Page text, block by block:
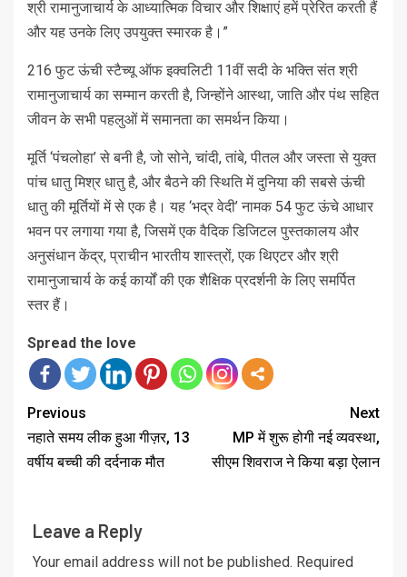
श्री रामानुजाचार्य के आध्यात्मिक विचार और शिक्षाएं हमें प्रेरित करती हैं
और यह उनके लिए उपयुक्त स्मारक है।”
216 फुट ऊंची स्टैच्यू ऑफ इक्वलिटी 11वीं सदी के भक्ति संत श्री
रामानुजाचार्य का सम्मान करती है, जिन्होंने आस्था, जाति और पंथ सहित
जीवन के सभी पहलुओं में समानता का समर्थन किया।
मूर्ति ‘पंचलोहा’ से बनी है, जो सोने, चांदी, तांबे, पीतल और जस्ता से युक्त
पांच धातु मिश्र धातु है, और बैठने की स्थिति में दुनिया की सबसे ऊंची
धातु की मूर्तियों में से एक है। यह ‘भद्र वेदी’ नामक 54 फुट ऊंचे आधार
भवन पर लगाया गया है, जिसमें एक वैदिक डिजिटल पुस्तकालय और
अनुसंधान केंद्र, प्राचीन भारतीय शास्त्रों, एक थिएटर और श्री
रामानुजाचार्य के कई कार्यों की एक शैक्षिक प्रदर्शनी के लिए समर्पित
स्तर हैं।
Spread the love
Previous
नहाते समय लीक हुआ गीज़र, 13
वर्षीय बच्ची की दर्दनाक मौत
Next
MP में शुरू होगी नई व्यवस्था,
सीएम शिवराज ने किया बड़ा ऐलान
Leave a Reply
Your email address will not be published. Required